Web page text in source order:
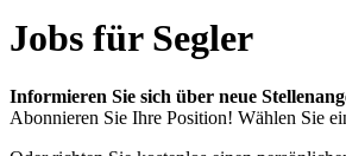
Jobs für Segler
Informieren Sie sich über neue
Abonnieren Sie Ihre Position! Wählen Sie